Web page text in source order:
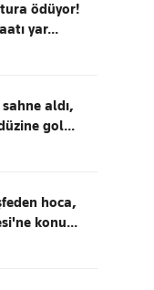
ödüyor!
yar...
aldı,
gol...
hoca,
konu...